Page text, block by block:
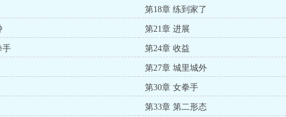
第18章 练到家了
第21章 进展
手 第24章 收益
第27章 城里城外
第30章 女拳手
第33章 第二形态